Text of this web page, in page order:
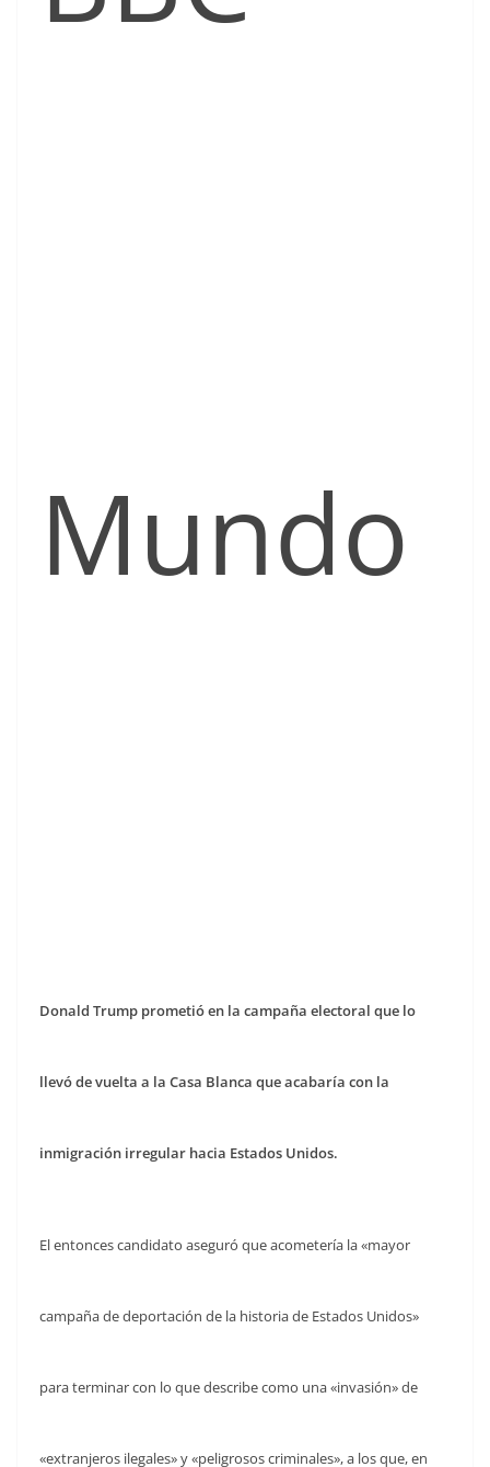
Mundo
Donald Trump prometió en la campaña electoral que lo
llevó de vuelta a la Casa Blanca que acabaría con la
inmigración irregular hacia Estados Unidos.
El entonces candidato aseguró que acometería la «mayor
campaña de deportación de la historia de Estados Unidos»
para terminar con lo que describe como una «invasión» de
«extranjeros ilegales» y «peligrosos criminales», a los que, en